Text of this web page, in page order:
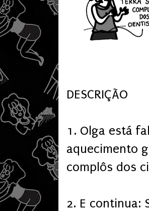
DESCRIÇÃO
1. Olga está
aquecimento
complôs dos
2. E continua: